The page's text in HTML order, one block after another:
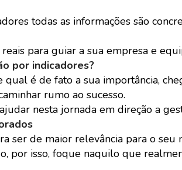
todas as informações são
para guiar a sua empresa e
por indicadores?
é de fato a sua importância,
rumo ao sucesso.
nesta jornada em direção a
ser de maior relevância para o seu
por isso, foque naquilo que